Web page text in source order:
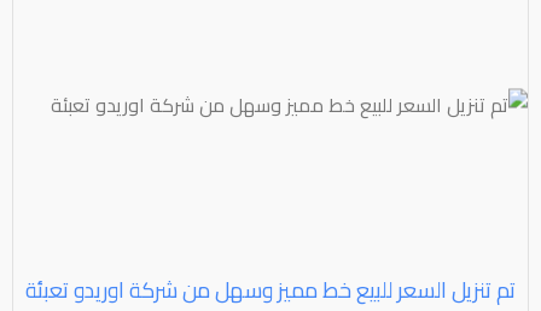
تم تنزيل السعر للبيع خط مميز وسهل من شركة اوريدو تعبئة